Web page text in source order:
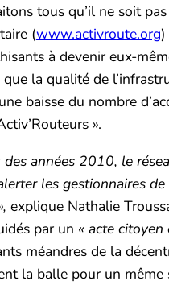
tous qu’il ne soit
(www.activroute.org
à devenir eux-
que la qualité de
baisse du nombre
».
années 2010, le
les gestionnaires
explique Nathalie
par un « acte citoyen
méandres de la
la balle pour un même